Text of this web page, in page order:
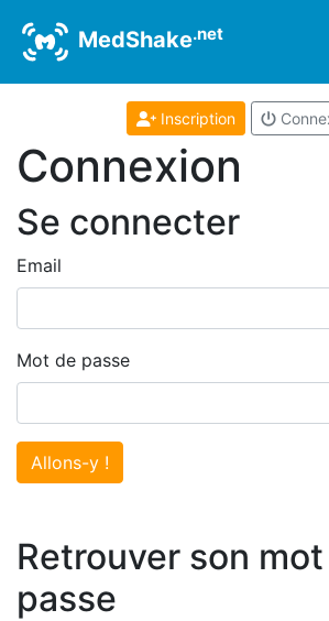
MedShake.net
Inscription
Connexion
Se connecter
Email
Mot de passe
Allons-y !
Retrouver son
passe